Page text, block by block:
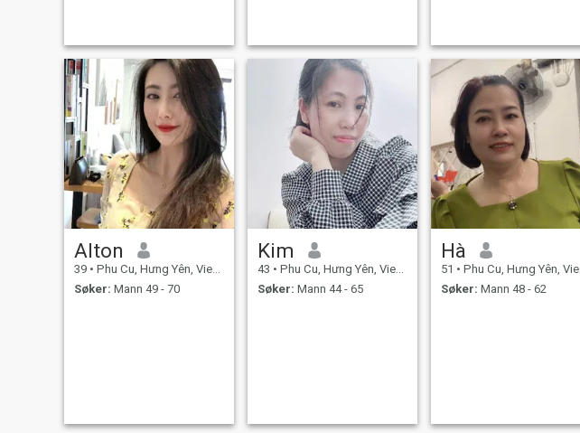
something new
Alton
39 • Phu Cu, Hưng Yên, Vietnam
Søker: Mann 49 - 70
Kim
43 • Phu Cu, Hưng Yên, Vietnam
Søker: Mann 44 - 65
Hà
51 • Phu Cu, Hưng Yên, Vietnam
Søker: Mann 48 - 62